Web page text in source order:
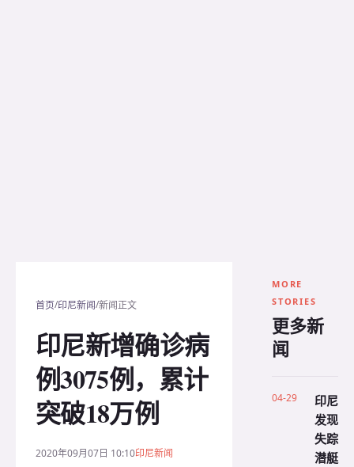
首页/印尼新闻/新闻正文
印尼新增确诊病
例3075例，累计
突破18万例
2020年09月07日 10:10印尼新闻
MORE
STORIES
更多新
闻
04-29
印尼
发现
失踪
潜艇